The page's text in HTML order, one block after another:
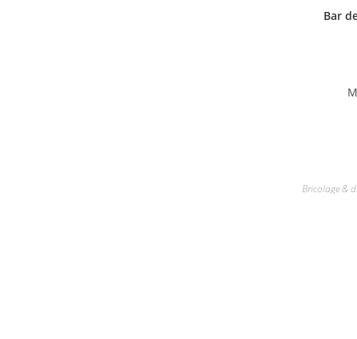
Bar
Bricolage &